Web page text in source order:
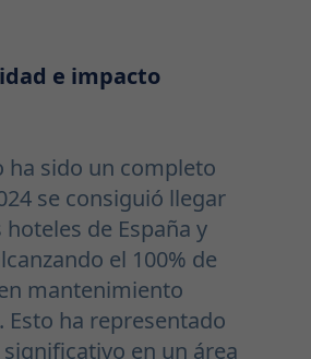
e impacto
ha sido un completo
se consiguió llegar
de España y
el 100% de
mantenimiento
Esto ha representado
en un área